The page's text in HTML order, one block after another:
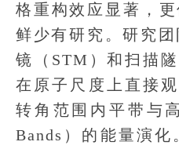
格重构效应显著，
鲜少有研究。研究
镜（STM）和扫描
在原子尺度上直接
转角范围内平带与
Bands）的能量演